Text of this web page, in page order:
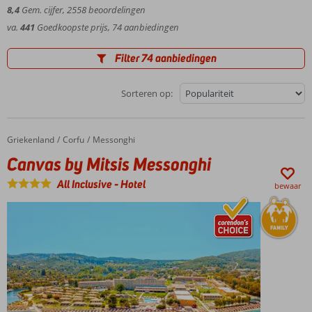
schitterende verlaten kiezel- en zandstranden liggen. Ze zijn
kindvriendelijk en ideaal om tot rust te komen.
8,4 Gem. cijfer, 2558beoordelingen
va. 441 Goedkoopste prijs, 74 aanbiedingen
Filter 74 aanbiedingen
Sorteren op:
Home
Griekenland Corfu Messonghi
Canvas by Mitsis Messonghi
Canvas by Mitsis Messonghi
All Inclusive-Hotel bewaar